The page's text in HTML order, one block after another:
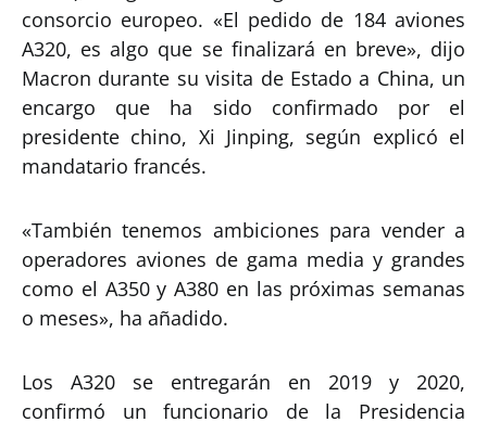
consorcio europeo. «El pedido de 184 aviones
A320, es algo que se finalizará en breve», dijo
Macron durante su visita de Estado a China, un
encargo que ha sido confirmado por el
presidente chino, Xi Jinping, según explicó el
mandatario francés.
«También tenemos ambiciones para vender a
operadores aviones de gama media y grandes
como el A350 y A380 en las próximas semanas
o meses», ha añadido.
Los A320 se entregarán en 2019 y 2020,
confirmó un funcionario de la Presidencia